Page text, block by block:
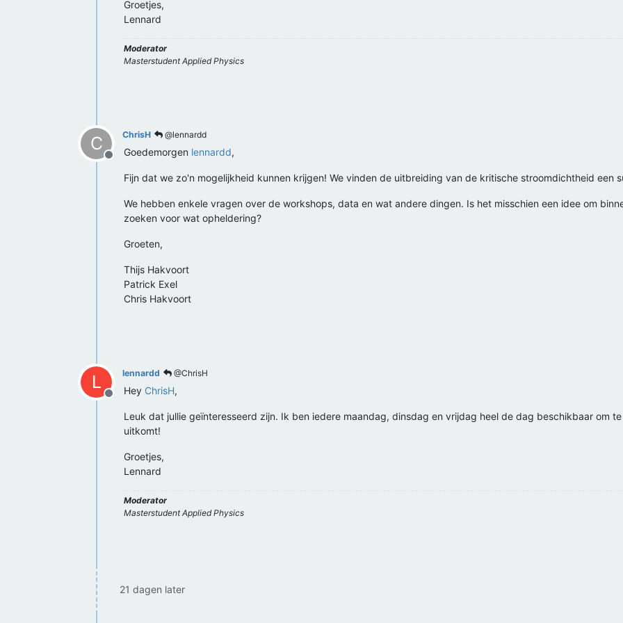
Groetjes,
Lennard
Moderator
Masterstudent Applied Physics
C
Offline
ChrisH @lennardd
Goedemorgen lennardd,
Fijn dat we zo'n mogelijkheid kunnen krijgen! We vinden de uitbreiding van de kritische stroomdichtheid een
We hebben enkele vragen over de workshops, data en wat andere dingen. Is het misschien een idee om
zoeken voor wat opheldering?
Groeten,
Thijs Hakvoort
Patrick Exel
Chris Hakvoort
L
Offline
lennardd @ChrisH
Hey ChrisH,
Leuk dat jullie geïnteresseerd zijn. Ik ben iedere maandag, dinsdag en vrijdag heel de dag beschikbaar om
uitkomt!
Groetjes,
Lennard
Moderator
Masterstudent Applied Physics
21 dagen later